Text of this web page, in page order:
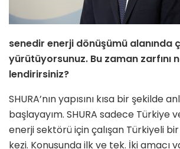
senedir enerji dönü­şümü alanında
yürütüyor­sunuz. Bu zaman zarfını
lendirirsiniz?
SHURA’nın yapısını kısa bir şekilde
başlayayım. SHURA sadece Türkiye
enerji sektörü için çalışan Türkiyeli
kezi. Konusunda ilk ve tek. İki amacı